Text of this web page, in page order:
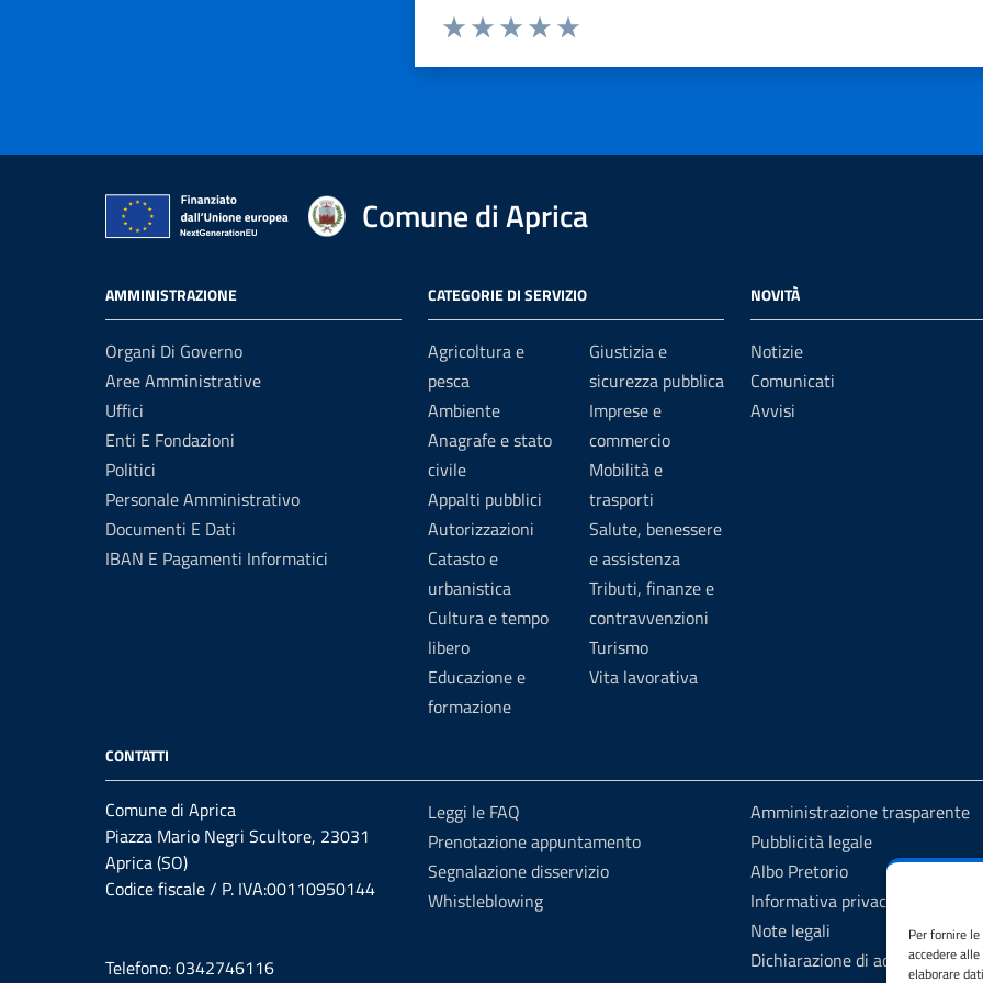
Per fornire
accedere
elaborare
Comune di Aprica
AMMINISTRAZIONE
Organi Di Governo
Aree Amministrative
Uffici
Enti E Fondazioni
Politici
Personale Amministrativo
Documenti E Dati
IBAN E Pagamenti Informatici
CATEGORIE DI SERVIZIO
Agricoltura e
pesca
Ambiente
Anagrafe e stato
civile
Appalti pubblici
Autorizzazioni
Catasto e
urbanistica
Cultura e tempo
libero
Educazione e
formazione
Giustizia e
sicurezza pubblica
Imprese e
commercio
Mobilità e
trasporti
Salute, benessere
e assistenza
Tributi, finanze e
contravvenzioni
Turismo
Vita lavorativa
NOVITÀ
Notizie
Comunicati
Avvisi
CONTATTI
Comune di Aprica
Piazza Mario Negri Scultore, 23031
Aprica (SO)
Codice fiscale / P. IVA:00110950144
Telefono: 0342746116
Leggi le FAQ
Prenotazione appuntamento
Segnalazione disservizio
Whistleblowing
Amministrazione trasparente
Pubblicità legale
Albo Pretorio
Informativa privacy
Note legali
Dichiarazione di accessibilità